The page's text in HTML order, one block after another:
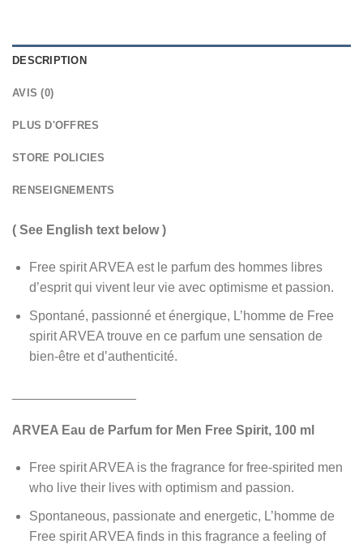
DESCRIPTION
AVIS (0)
PLUS D'OFFRES
STORE POLICIES
RENSEIGNEMENTS
( See English text below )
Free spirit ARVEA est le parfum des hommes libres
d’esprit qui vivent leur vie avec optimisme et passion.
Spontané, passionné et énergique, L’homme de Free
spirit ARVEA trouve en ce parfum une sensation de
bien-être et d’authenticité.
ARVEA Eau de Parfum for Men Free Spirit, 100 ml
Free spirit ARVEA is the fragrance for free-spirited men
who live their lives with optimism and passion.
Spontaneous, passionate and energetic, L’homme de
Free spirit ARVEA finds in this fragrance a feeling of